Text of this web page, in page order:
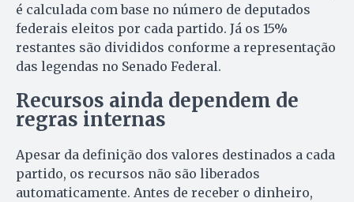
é calculada com base no número de deputados
federais eleitos por cada partido. Já os 15%
restantes são divididos conforme a representação
das legendas no Senado Federal.
Recursos ainda dependem de
regras internas
Apesar da definição dos valores destinados a cada
partido, os recursos não são liberados
automaticamente. Antes de receber o dinheiro,